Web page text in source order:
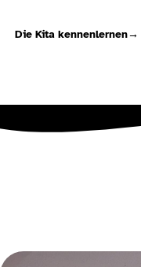
Die Kita kennenlernen→